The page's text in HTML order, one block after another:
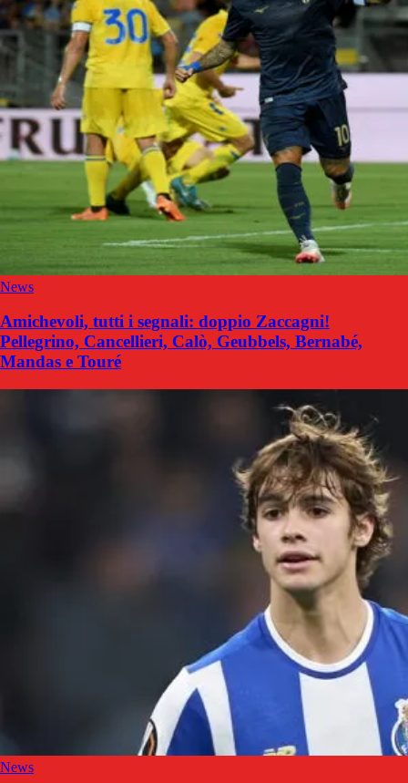
News
Amichevoli, tutti i segnali: doppio Zaccagni!
Pellegrino, Cancellieri, Calò, Geubbels, Bernabé,
Mandas e Touré
News